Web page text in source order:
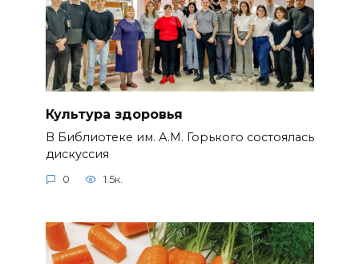
Культура здоровья
В Библиотеке им. А.М. Горького состоялась
дискуссия
0 1.5к.